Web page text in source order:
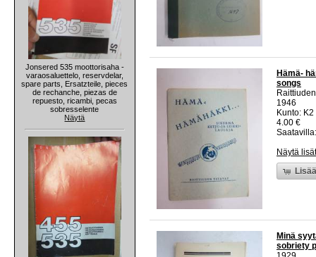
Jonsered 535 moottorisaha -
varaosaluettelo, reservdelar,
spare parts, Ersatzteile, pieces
de rechanche, piezas de
repuesto, ricambi, pecas
sobresselente
Näytä
Hämä-
songs
1946
Kunto:
4.00 €
Näytä
Minä
sobriety